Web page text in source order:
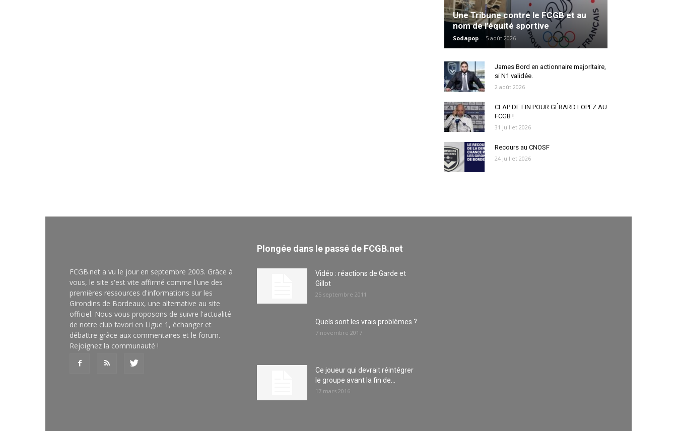
Une Tribune contre le FCGB et au
nom de l’équité sportive
Sodapop - 5 août 2026
James Bord en actionnaire majoritaire,
si N1 validée.
2 août 2026
CLAP DE FIN POUR GÉRARD LOPEZ AU
FCGB !
31 juillet 2026
Recours au CNOSF
24 juillet 2026
FCGB.net a vu le jour en septembre 2003. Grâce à
vous, le site s'est vite affirmé comme l'une des
premières ressources d'informations sur les
Girondins de Bordeaux, une alternative au site
officiel. Nous vous proposons de suivre l'actualité
de notre club favori en Ligue 1, échanger et
débattre grâce aux commentaires et le forum.
Rejoignez la communauté !
Plongée dans le passé de FCGB.net
Vidéo : réactions de Garde et
Gillot
25 septembre 2011
Quels sont les vrais problèmes ?
7 novembre 2017
Ce joueur qui devrait réintégrer
le groupe avant la fin de...
17 mars 2016